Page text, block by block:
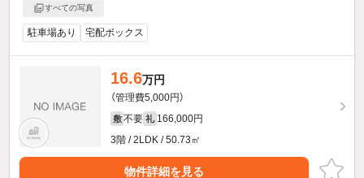
すべての写真
駐車場あり 宅配ボックス
16.6万円
（管理費5,000円）
敷 不要 礼 166,000円
3階 / 2LDK / 50.73㎡
物件詳細を見る